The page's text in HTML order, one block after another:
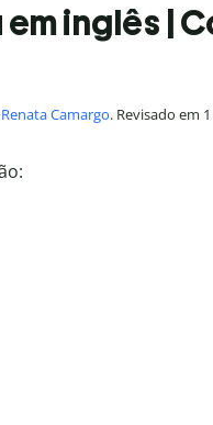
inglês |
Renata Camargo. Revisado em